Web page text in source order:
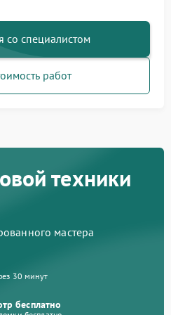
со специалистом
работ
техники
мастера
30 минут
бесплатно